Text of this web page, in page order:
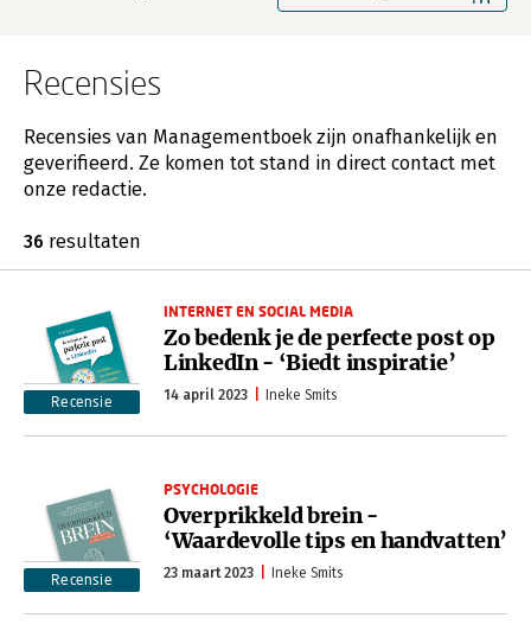
Recensies
Recensies van Managementboek zijn onafhankelijk en
geverifieerd. Ze komen tot stand in direct contact met
onze redactie.
36 resultaten
Recensie
INTERNET EN SOCIAL MEDIA
Zo bedenk je de perfecte post op
LinkedIn - ‘Biedt inspiratie’
14 april 2023 Ineke Smits
Recensie
PSYCHOLOGIE
Overprikkeld brein -
‘Waardevolle tips en handvatten’
23 maart 2023 Ineke Smits